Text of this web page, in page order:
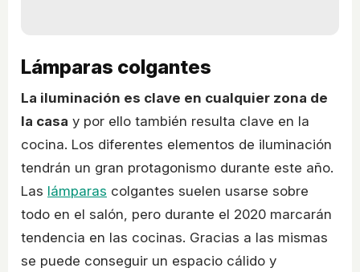
Lámparas colgantes
La iluminación es clave en cualquier zona de
la casa y por ello también resulta clave en la
cocina. Los diferentes elementos de iluminación
tendrán un gran protagonismo durante este año.
Las lámparas colgantes suelen usarse sobre
todo en el salón, pero durante el 2020 marcarán
tendencia en las cocinas. Gracias a las mismas
se puede conseguir un espacio cálido y